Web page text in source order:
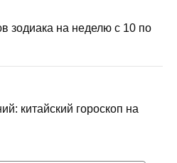
зодиака на неделю с 10 по
китайский гороскоп на